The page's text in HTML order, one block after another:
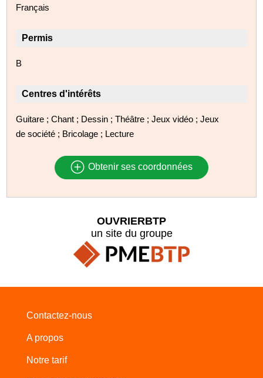
Français
Permis
B
Centres d'intérêts
Guitare ; Chant ; Dessin ; Théâtre ; Jeux vidéo ; Jeux
de société ; Bricolage ; Lecture
Obtenir ses coordonnées
OUVRIERBTP
un site du groupe
Contactez-nous
A propos
Notre tarif